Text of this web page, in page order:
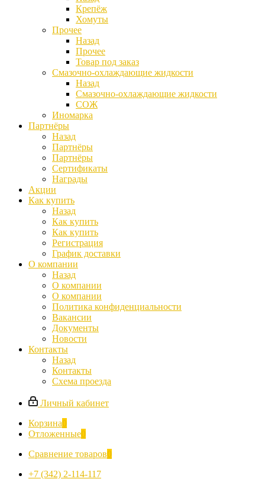
Крепёж
Хомуты
Прочее
Назад
Прочее
Товар под заказ
Смазочно-охлаждающие жидкости
Назад
Смазочно-охлаждающие жидкости
СОЖ
Иномарка
Партнёры
Назад
Партнёры
Партнёры
Сертификаты
Награды
Акции
Как купить
Назад
Как купить
Как купить
Регистрация
График доставки
О компании
Назад
О компании
О компании
Политика конфиденциальности
Вакансии
Документы
Новости
Контакты
Назад
Контакты
Схема проезда
Личный кабинет
Корзина0
Отложенные0
Сравнение товаров0
+7 (342) 2-114-117